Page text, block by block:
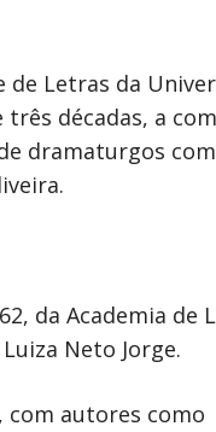
de Letras da
décadas, a
dramaturgos
da Academia de
Neto Jorge.
com autores como